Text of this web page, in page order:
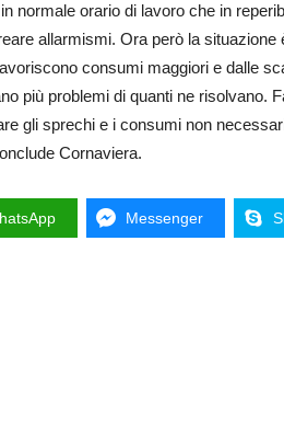
normale orario di lavoro che in
allarmismi. Ora però la
consumi maggiori e dalle
più problemi di quanti ne risolvano.
gli sprechi e i consumi non
Cornaviera.
Messenger